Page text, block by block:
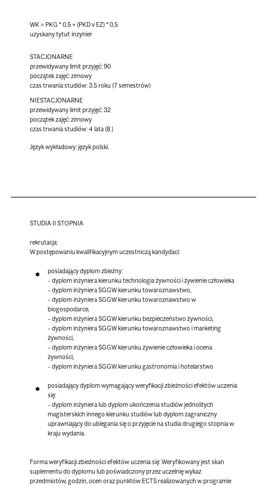
WK = PKG * 0,5 + (PKD v EZ) * 0,5
uzyskany tytuł: inzynier
STACJONARNE
przewidywany limit przyjęć: 90
początek zajęć: zimowy
czas trwania studiów: 3.5 roku (7 semestrów)
NIESTACJONARNE
przewidywany limit przyjęć: 32
początek zajęć: zimowy
czas trwania studiów: 4 lata (8 )
Język wykładowy:język polski.
STUDIA II STOPNIA
rekrutacja:
W postępowaniu kwalifikacyjnym uczestniczą kandydaci:
posiadający dyplom zbieżny:
- dyplom inżyniera kierunku technologia żywności i żywienie człowieka
- dyplom inżyniera SGGW kierunku towaroznawstwo,
- dyplom inżyniera SGGW kierunku towaroznawstwo w
biogospodarce,
- dyplom inżyniera SGGW kierunku bezpieczeństwo żywności,
- dyplom inżyniera SGGW kierunku towaroznawstwo i marketing
żywności,
- dyplom inżyniera SGGW kierunku żywienie człowieka i ocena
żywności,
- dyplom inżyniera SGGW kierunku gastronomia i hotelarstwo
posiadający dyplom wymagający weryfikacji zbieżności efektów uczenia
się:
- dyplom inżyniera lub dyplom ukończenia studiów jednolitych
magisterskich innego kierunku studiów lub dyplom zagraniczny
uprawniający do ubiegania się o przyjęcie na studia drugiego stopnia w
kraju wydania.
Forma weryfikacji zbieżności efektów uczenia się:Weryfikowany jest skan
suplementu do dyplomu lub poświadczony przez uczelnię wykaz
przedmiotów, godzin, ocen oraz punktów ECTS realizowanych w programie